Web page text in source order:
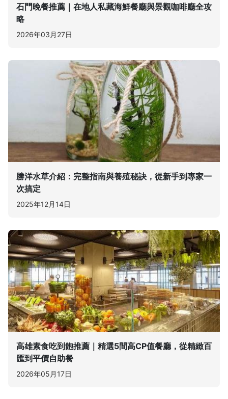
石門晚餐推薦｜在地人私藏海鮮餐廳與景觀咖啡廳全攻
略
2026年03月27日
勝洋水草介紹：完整指南與養殖秘訣，從新手到專家一
次搞定
2025年12月14日
高雄素食吃到飽推薦｜精選5間高CP值餐廳，從精緻百
匯到平價自助餐
2026年05月17日